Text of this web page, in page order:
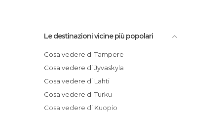
Le destinazioni vicine più popolari
Cosa vedere di Tampere
Cosa vedere di Jyvaskyla
Cosa vedere di Lahti
Cosa vedere di Turku
Cosa vedere di Kuopio